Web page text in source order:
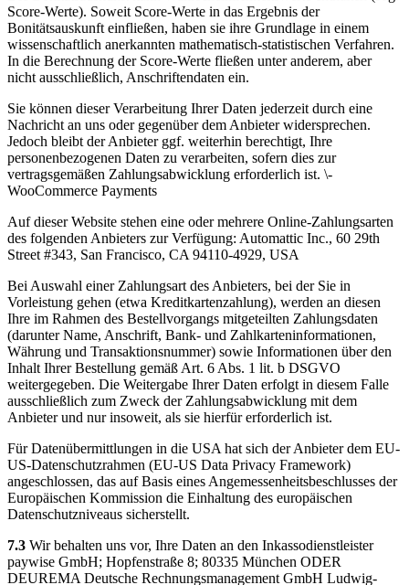
Score-Werte). Soweit Score-Werte in das Ergebnis der
Bonitätsauskunft einfließen, haben sie ihre Grundlage in einem
wissenschaftlich anerkannten mathematisch-statistischen Verfahren.
In die Berechnung der Score-Werte fließen unter anderem, aber
nicht ausschließlich, Anschriftendaten ein.
Sie können dieser Verarbeitung Ihrer Daten jederzeit durch eine
Nachricht an uns oder gegenüber dem Anbieter widersprechen.
Jedoch bleibt der Anbieter ggf. weiterhin berechtigt, Ihre
personenbezogenen Daten zu verarbeiten, sofern dies zur
vertragsgemäßen Zahlungsabwicklung erforderlich ist. \-
WooCommerce Payments
Auf dieser Website stehen eine oder mehrere Online-Zahlungsarten
des folgenden Anbieters zur Verfügung: Automattic Inc., 60 29th
Street #343, San Francisco, CA 94110-4929, USA
Bei Auswahl einer Zahlungsart des Anbieters, bei der Sie in
Vorleistung gehen (etwa Kreditkartenzahlung), werden an diesen
Ihre im Rahmen des Bestellvorgangs mitgeteilten Zahlungsdaten
(darunter Name, Anschrift, Bank- und Zahlkarteninformationen,
Währung und Transaktionsnummer) sowie Informationen über den
Inhalt Ihrer Bestellung gemäß Art. 6 Abs. 1 lit. b DSGVO
weitergegeben. Die Weitergabe Ihrer Daten erfolgt in diesem Falle
ausschließlich zum Zweck der Zahlungsabwicklung mit dem
Anbieter und nur insoweit, als sie hierfür erforderlich ist.
Für Datenübermittlungen in die USA hat sich der Anbieter dem EU-
US-Datenschutzrahmen (EU-US Data Privacy Framework)
angeschlossen, das auf Basis eines Angemessenheitsbeschlusses der
Europäischen Kommission die Einhaltung des europäischen
Datenschutzniveaus sicherstellt.
7.3 Wir behalten uns vor, Ihre Daten an den Inkassodienstleister
paywise GmbH; Hopfenstraße 8; 80335 München ODER
DEUREMA Deutsche Rechnungsmanagement GmbH Ludwig-